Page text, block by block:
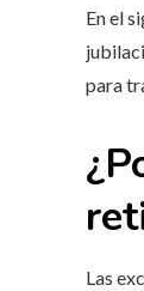
En el
para
Las